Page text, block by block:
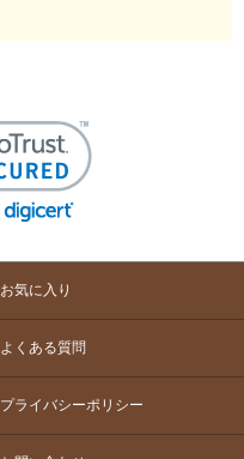
お気に入り
よくある質問
プライバシーポリシー